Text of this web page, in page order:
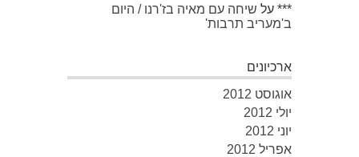
*** על שיחה עם מאיה בז'רנו / היום
ב'מעריב תרבות'
ארכיונים
אוגוסט 2012
יולי 2012
יוני 2012
אפריל 2012